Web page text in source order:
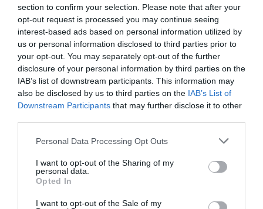
section to confirm your selection. Please note that after your
opt-out request is processed you may continue seeing
interest-based ads based on personal information utilized by
us or personal information disclosed to third parties prior to
your opt-out. You may separately opt-out of the further
disclosure of your personal information by third parties on the
IAB’s list of downstream participants. This information may
also be disclosed by us to third parties on the IAB’s List of
Downstream Participants that may further disclose it to other
Personal Data Processing Opt Outs
I want to opt-out of the Sharing of my
personal data.
Opted In
I want to opt-out of the Sale of my
RÉPONDRE
aviatik a commenté :
2 février 2018 - 12 h
49 min
Ce sera très sportif au décollage….réacteurs à fond
et freins encore bloqués…..pas de cargo dans les
soutes en plus je doute fort que les vols seront
réservations possibles dès fin février pour des vols
RÉPONDRE